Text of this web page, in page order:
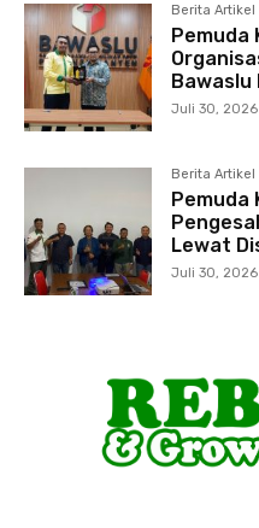
Berita Artikel
Pemuda
Bawaslu
Juli 30, 2026
Berita Artikel
Pemuda
Lewat
Juli 30, 2026